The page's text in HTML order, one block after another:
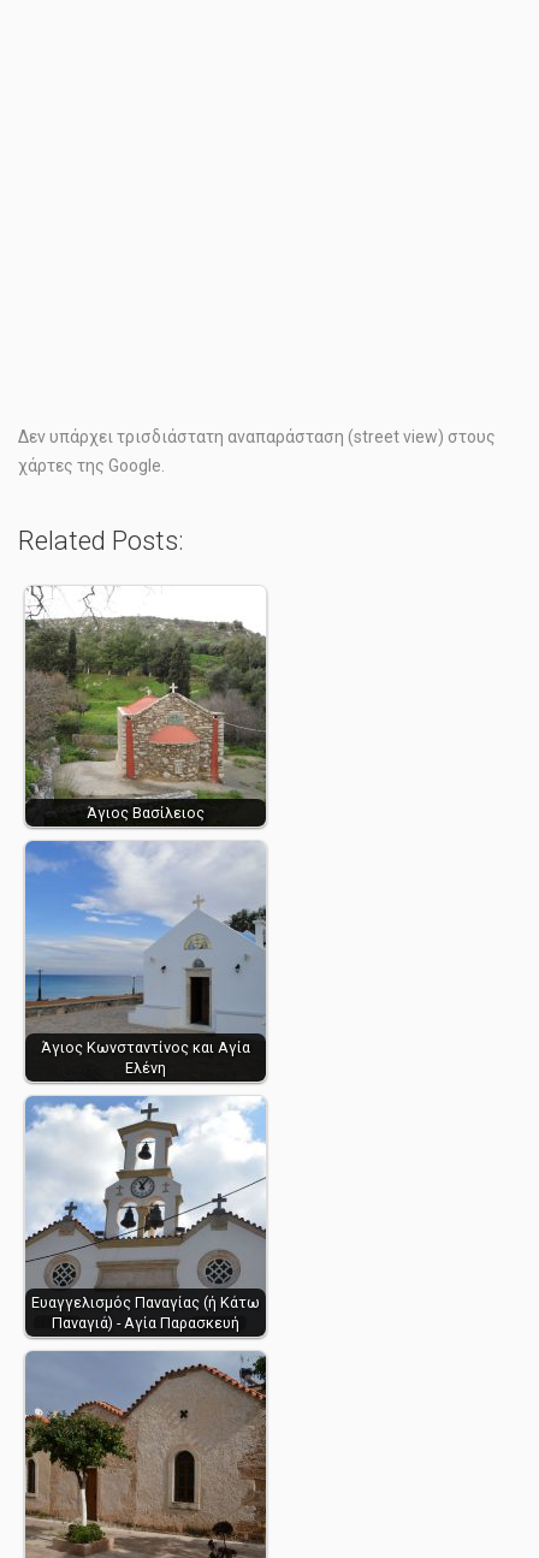
Δεν υπάρχει τρισδιάστατη αναπαράσταση (street view) στους
χάρτες της Google.
Related Posts:
Άγιος Βασίλειος
Άγιος Κωνσταντίνος και Αγία
Ελένη
Ευαγγελισμός Παναγίας (ή Κάτω
Παναγιά) - Αγία Παρασκευή